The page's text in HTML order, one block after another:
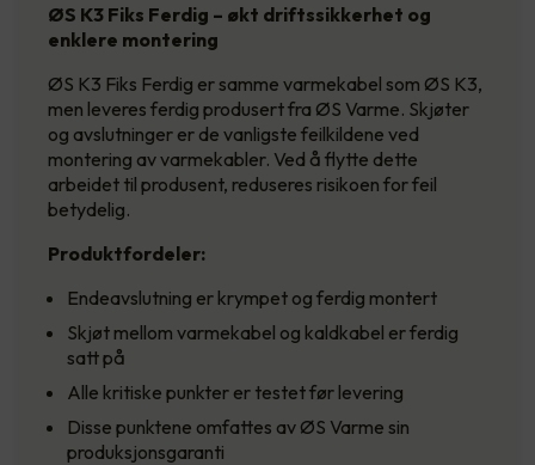
ØS K3 Fiks Ferdig – økt driftssikkerhet og
enklere montering
ØS K3 Fiks Ferdig er samme varmekabel som ØS K3,
men leveres ferdig produsert fra ØS Varme. Skjøter
og avslutninger er de vanligste feilkildene ved
montering av varmekabler. Ved å flytte dette
arbeidet til produsent, reduseres risikoen for feil
betydelig.
Produktfordeler:
Endeavslutning er krympet og ferdig montert
Skjøt mellom varmekabel og kaldkabel er ferdig
satt på
Alle kritiske punkter er testet før levering
Disse punktene omfattes av ØS Varme sin
produksjonsgaranti